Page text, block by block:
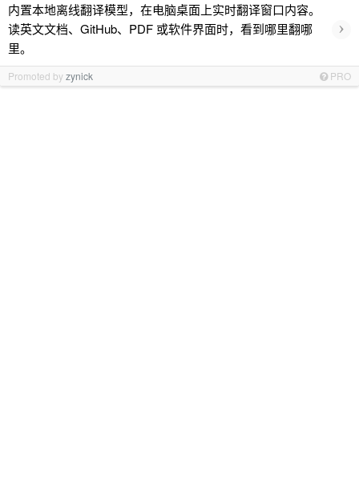
内置本地离线翻译模型，在电脑桌面上实时翻译窗口内容。
读英文文档、GitHub、PDF 或软件界面时，看到哪里翻哪
里。
›
Promoted byzynick PRO